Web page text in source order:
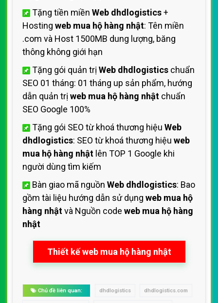
Tặng tiền miền Web dhdlogistics+
Hosting web mua hộ hàng nhật: Tên miền
.com và Host 1500MB dung lượng, băng
thông không giới hạn
Tặng gói quản trị Web dhdlogistics chuẩn
SEO 01 tháng: 01 tháng up sản phẩm, hướng
dẫn quản trị web mua hộ hàng nhật chuẩn
SEO Google 100%
Tặng gói SEO từ khoá thương hiệu Web
dhdlogistics: SEO từ khoá thương hiệu web
mua hộ hàng nhật lên TOP 1 Google khi
người dùng tìm kiếm
Bàn giao mã nguồn Web dhdlogistics: Bao
gồm tài liệu hướng dẫn sử dụng web mua hộ
hàng nhậtvà Nguồn code web mua hộ hàng
nhật
Thiết kế web mua hộ hàng nhật
Chủ đề liên quan: dhdlogistics dhdlogistics.com